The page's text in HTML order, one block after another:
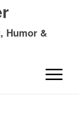
Humor &